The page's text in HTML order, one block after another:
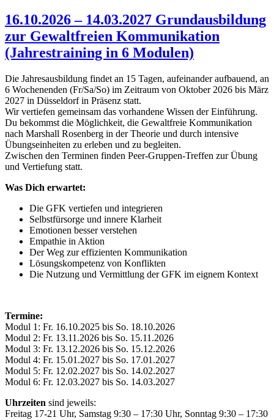
16.10.2026 – 14.03.2027 Grundausbildung
zur Gewaltfreien Kommunikation
(Jahrestraining in 6 Modulen)
Die Jahresausbildung findet an 15 Tagen, aufeinander aufbauend, an
6 Wochenenden (Fr/Sa/So) im Zeitraum von Oktober 2026 bis März
2027 in Düsseldorf in Präsenz statt.
Wir vertiefen gemeinsam das vorhandene Wissen der Einführung.
Du bekommst die Möglichkeit, die Gewaltfreie Kommunikation
nach Marshall Rosenberg in der Theorie und durch intensive
Übungseinheiten zu erleben und zu begleiten.
Zwischen den Terminen finden Peer-Gruppen-Treffen zur Übung
und Vertiefung statt.
Was Dich erwartet:
Die GFK vertiefen und integrieren
Selbstfürsorge und innere Klarheit
Emotionen besser verstehen
Empathie in Aktion
Der Weg zur effizienten Kommunikation
Lösungskompetenz von Konflikten
Die Nutzung und Vermittlung der GFK im eignem Kontext
Termine:
Modul 1: Fr. 16.10.2025 bis So. 18.10.2026
Modul 2: Fr. 13.11.2026 bis So. 15.11.2026
Modul 3: Fr. 13.12.2026 bis So. 15.12.2026
Modul 4: Fr. 15.01.2027 bis So. 17.01.2027
Modul 5: Fr. 12.02.2027 bis So. 14.02.2027
Modul 6: Fr. 12.03.2027 bis So. 14.03.2027
Uhrzeiten sind jeweils:
Freitag 17-21 Uhr, Samstag 9:30 – 17:30 Uhr, Sonntag 9:30 – 17:30